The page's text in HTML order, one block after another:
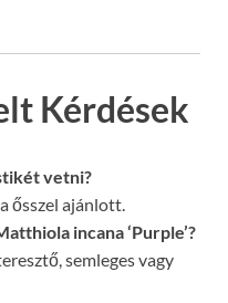
Kérdések
vetni?
ősszel ajánlott.
incana ‘Purple’?
semleges vagy